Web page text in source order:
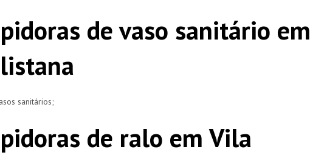
de vaso sanitário em
sanitários;
de ralo em Vila